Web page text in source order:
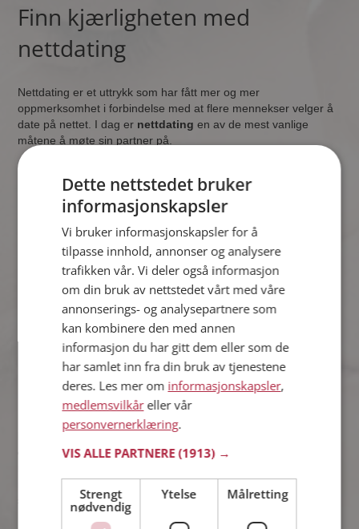
Finn kjærligheten med
nettdating
Nettdating er et uttrykk som har fått mer og mer
oppmerksomhet i forbindelse med at flere mennekser velger å
date på nettet. I dag er nettdating en av de mest vanlige
måtene å møte sin partner på.
Slik kommer du igang med
nettdating
Det viktigste når man starter med nettdating er å skape en
presentasjon av deg. Ved å fortelle om deg selv, og hva akkurat
du synes er viktig i et forhold, vekker du interessen hos andre
single. Det er bare du som setter grensene når det kommer til
nettdating.
Nettdating - det er her det starter!
Det er over 140 000 aktivesingle på Møteplassen
kan det være vanskelig å vite hvem som deler dine interesser
og verdivurderinger. I vår matchningtest matcher vi din profil
samliv. Alt for å finne din perfektematch
Dette nettstedet bruker
informasjonskapsler
Vi bruker informasjonskapsler for å
tilpasse innhold, annonser og analysere
trafikken vår. Vi deler også informasjon
om din bruk av nettstedet vårt med våre
annonserings- og analysepartnere som
kan kombinere den med annen
informasjon du har gitt dem eller som de
har samlet inn fra din bruk av tjenestene
deres. Les mer om informasjonskapsler,
medlemsvilkåreller vår
personvernerklæring.
VIS ALLE PARTNERE(1913) →
Strengt
nødvendig
Ytelse Målretting